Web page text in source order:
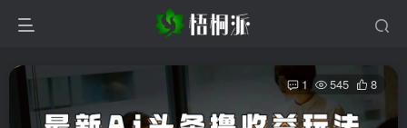
1 545 8